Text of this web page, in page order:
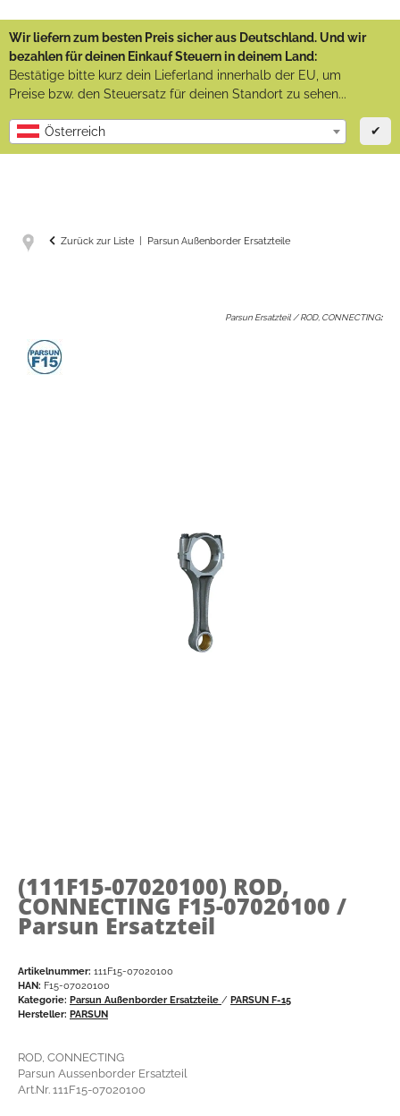
Wir liefern zum besten Preis sicher aus Deutschland. Und wir
bezahlen für deinen Einkauf Steuern in deinem Land:
Bestätige bitte kurz dein Lieferland innerhalb der EU, um
Preise bzw. den Steuersatz für deinen Standort zu sehen...
Österreich ✔
Zurück zur Liste Parsun Außenborder Ersatzteile
Parsun Ersatzteil / ROD, CONNECTING:
(111F15-07020100) ROD,
CONNECTING F15-07020100 /
Parsun Ersatzteil
Artikelnummer: 111F15-07020100
HAN: F15-07020100
Kategorie: Parsun Außenborder Ersatzteile / PARSUN F-15
Hersteller: PARSUN
ROD, CONNECTING
Parsun Aussenborder Ersatzteil
Art.Nr. 111F15-07020100